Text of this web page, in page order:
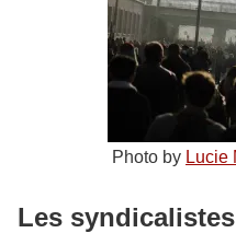
Photo by Lucie
Les